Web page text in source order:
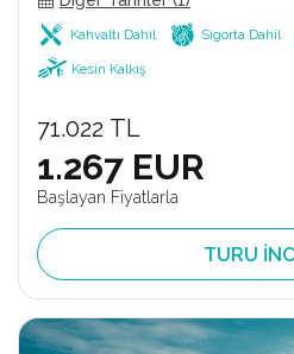
Kahvaltı Dahil Sigorta Dahil
Kesin Kalkış
71.022 TL
1.267 EUR
Başlayan Fiyatlarla
TURU